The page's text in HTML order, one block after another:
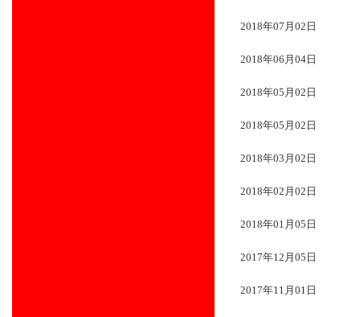
2018年07月02日
2018年06月04日
2018年05月02日
2018年05月02日
2018年03月02日
2018年02月02日
2018年01月05日
2017年12月05日
2017年11月01日